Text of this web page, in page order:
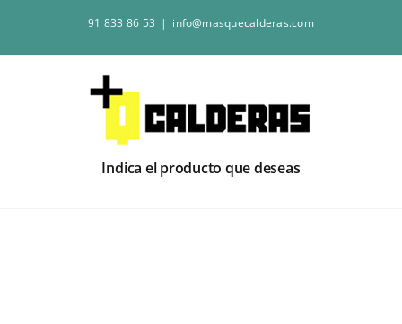
contenido
91 833 86 53 | info@masquecalderas.com
Indica el producto que deseas